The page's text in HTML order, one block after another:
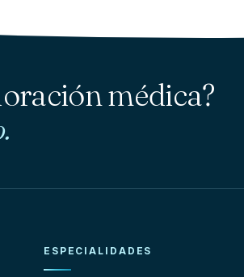
médica?
ESPECIALIDADES